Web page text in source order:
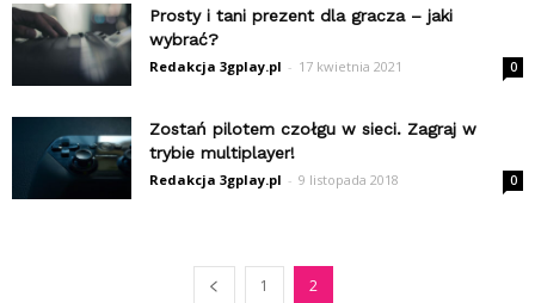
Prosty i tani prezent dla gracza – jaki
wybrać?
Redakcja 3gplay.pl - 17 kwietnia 2021 0
Zostań pilotem czołgu w sieci. Zagraj w
trybie multiplayer!
Redakcja 3gplay.pl - 9 listopada 2018 0
1 2